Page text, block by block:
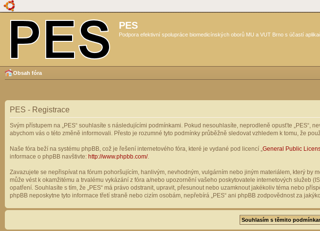
PES
Podpora efektivní spolupráce biomedicínských oborů MU a VUT Brno s účastí
Obsah fóra
PES - Registrace
Svým přístupem na „PES“ souhlasíte s následujícími podmínkami. Pokud nesouhlasíte, neprodleně opusťte
abychom vás o této změně informovali. Přesto je rozumné tyto podmínky průběžně sledovat vzhledem k tomu, že
Naše fóra beží na systému phpBB, což je řešení internetového fóra, které je vydané pod licencí „ General Public
informace o phpBB navštivte: http://www.phpbb.com/.
Zavazujete se nepřispívat na fórum pohoršujícím, hanlivým, nevhodným, vulgárním nebo jiným materiálem, který by
může vést k okamžitému a trvalému vykázání z fóra a/nebo upozornění vašeho poskytovatele internetových služeb
opatření. Souhlasíte s tím, že „PES“ má právo odstranit, upravit, přesunout nebo uzamknout jakékoliv téma nebo
phpBB neposkytne tyto informace třetí straně nebo cizím osobám, nepřebírá „PES“ ani phpBB zodpovědnost za